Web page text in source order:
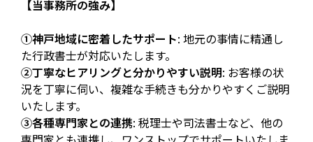
【当事務所の強み】
①神戸地域に密着したサポート: 地元の事情に精通し
た行政書士が対応いたします。
②丁寧なヒアリングと分かりやすい説明: お客様の状
況を丁寧に伺い、複雑な手続きも分かりやすくご説明
いたします。
③各種専門家との連携: 税理士や司法書士など、他の